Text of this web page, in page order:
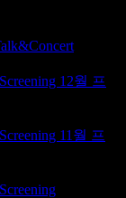
12월 프
11월 프